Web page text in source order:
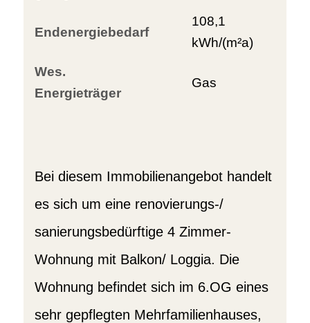
Endenergiebedarf
108,1
kWh/(m²a)
Wes.
Energieträger
Gas
Bei diesem Immobilienangebot handelt
es sich um eine renovierungs-/
sanierungsbedürftige 4 Zimmer-
Wohnung mit Balkon/ Loggia. Die
Wohnung befindet sich im 6.OG eines
sehr gepflegten Mehrfamilienhauses,